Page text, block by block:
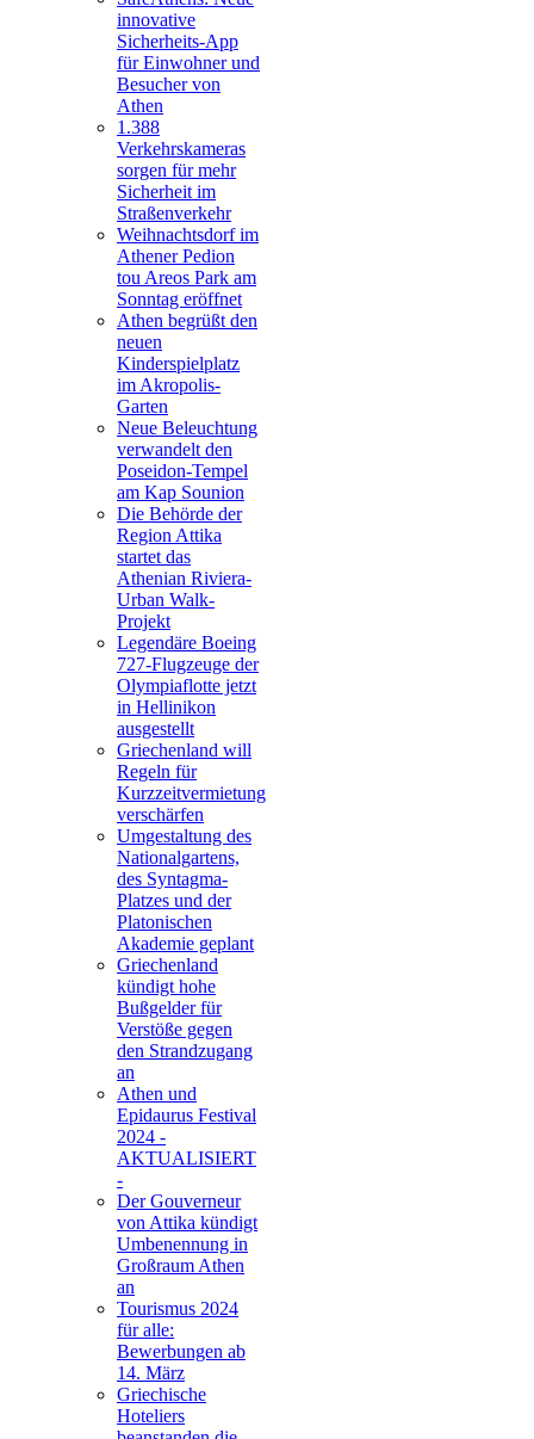
innovative
Sicherheits-App
für Einwohner und
Besucher von
Athen
1.388
Verkehrskameras
sorgen für mehr
Sicherheit im
Straßenverkehr
Weihnachtsdorf im
Athener Pedion
tou Areos Park am
Sonntag eröffnet
Athen begrüßt den
neuen
Kinderspielplatz
im Akropolis-
Garten
Neue Beleuchtung
verwandelt den
Poseidon-Tempel
am Kap Sounion
Die Behörde der
Region Attika
startet das
Athenian Riviera-
Urban Walk-
Projekt
Legendäre Boeing
727-Flugzeuge der
Olympiaflotte jetzt
in Hellinikon
ausgestellt
Griechenland will
Regeln für
Kurzzeitvermietung
verschärfen
Umgestaltung des
Nationalgartens,
des Syntagma-
Platzes und der
Platonischen
Akademie geplant
Griechenland
kündigt hohe
Bußgelder für
Verstöße gegen
den Strandzugang
an
Athen und
Epidaurus Festival
2024 -
AKTUALISIERT
-
Der Gouverneur
von Attika kündigt
Umbenennung in
Großraum Athen
an
Tourismus 2024
für alle:
Bewerbungen ab
14. März
Griechische
Hoteliers